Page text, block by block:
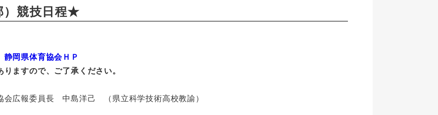
）競技日程★
静岡県体育協会ＨＰ
すので、ご了承ください。
会広報委員長 中島洋己 （県立科学技術高校教諭）